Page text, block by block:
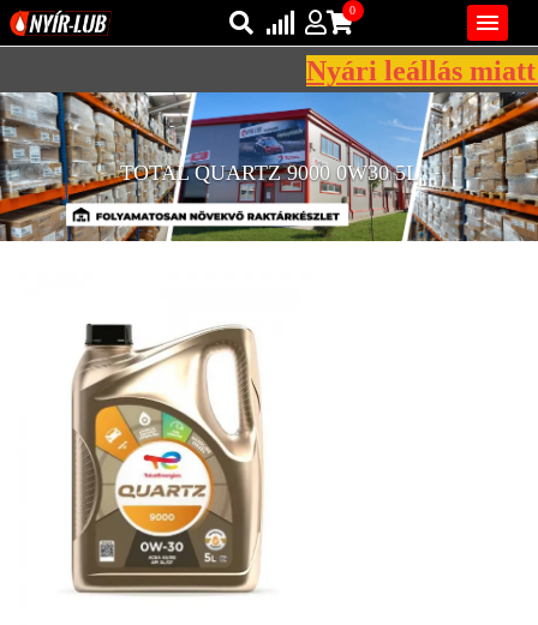
REGISZTRÁCIÓ
KENŐANYAGOK
MÁRKÁK
NORMÁK
VISZKOZITÁSOK
ADALÉKOK

Bejelentkezés
Regisztráció
0
AZ ÖN KOSARA ÜRES
Nyári leállás miatt
TOTAL QUARTZ 9000 0W30 5L